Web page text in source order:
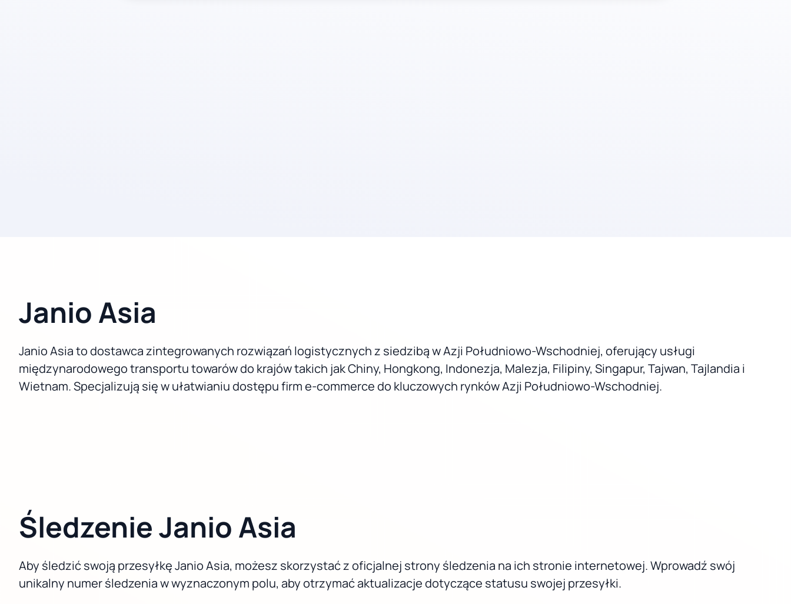
Janio Asia
Janio Asia to dostawca zintegrowanych rozwiązań logistycznych z siedzibą w Azji Południowo-Wschodniej, oferujący usługi
międzynarodowego transportu towarów do krajów takich jak Chiny, Hongkong, Indonezja, Malezja, Filipiny, Singapur, Tajwan, Tajlandia i
Wietnam. Specjalizują się w ułatwianiu dostępu firm e-commerce do kluczowych rynków Azji Południowo-Wschodniej.
Śledzenie Janio Asia
Aby śledzić swoją przesyłkę Janio Asia, możesz skorzystać z oficjalnej strony śledzenia na ich stronie internetowej. Wprowadź swój
unikalny numer śledzenia w wyznaczonym polu, aby otrzymać aktualizacje dotyczące statusu swojej przesyłki.